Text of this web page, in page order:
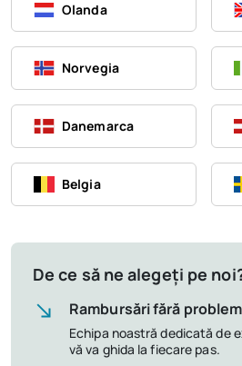
Olanda
Norvegia
Danemarca
Belgia
De ce să ne alegeți pe
Rambursări fără
Echipa noastră dedicată de
vă va ghida la fiecare pas.